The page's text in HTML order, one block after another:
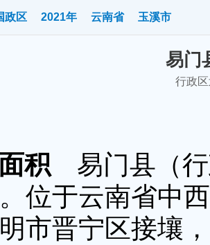
政区 2021年 云南省 玉溪市
易门
行政
积 易门县（行
位于云南省中
市晋宁区接壤